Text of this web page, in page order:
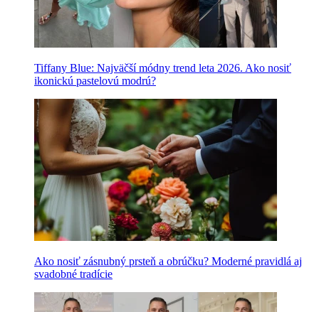
Tiffany Blue: Najväčší módny trend leta 2026. Ako nosiť
ikonickú pastelovú modrú?
Ako nosiť zásnubný prsteň a obrúčku? Moderné pravidlá aj
svadobné tradície